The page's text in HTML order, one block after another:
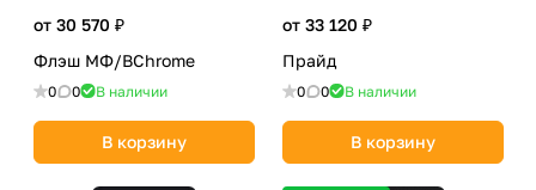
от 30 570 ₽
Флэш МФ/BChrome
0 0 В наличии
В корзину
от 33 120 ₽
Прайд
0 0 В наличии
В корзину